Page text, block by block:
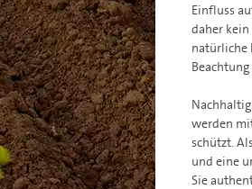
Einfluss
daher
natürliche
werden
schützt.
und eine
Sie